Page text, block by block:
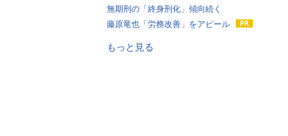
無期刑の「終身刑化」傾向続く
藤原竜也「労務改善」をアピール
もっと見る